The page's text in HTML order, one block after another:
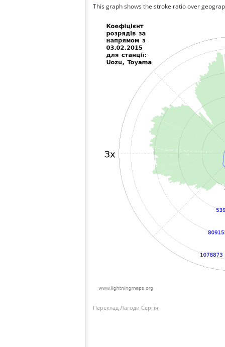
This graph shows the stroke ratio over
Переклад Лагоди Сергія